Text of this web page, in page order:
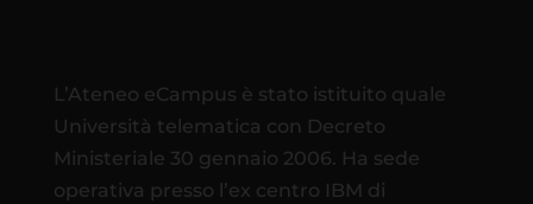
L’Ateneo eCampus è stato istituito quale
Università telematica con Decreto
Ministeriale 30 gennaio 2006. Ha sede
operativa presso l’ex centro IBM di